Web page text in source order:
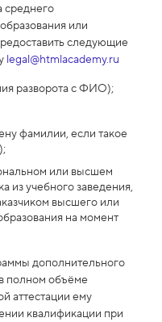
среднего
или
следующие
legal@htmlacademy.ru
разворота с ФИО);
фамилии, если такое
или высшем
из учебного заведения,
высшего или
на момент
дополнительного
полном объёме
аттестации ему
квалификации при